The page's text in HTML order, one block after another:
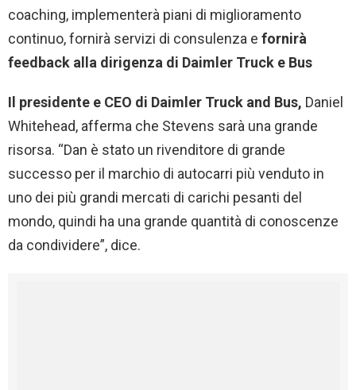
coaching, implementerà piani di miglioramento
continuo, fornirà servizi di consulenza e fornirà
feedback alla dirigenza di Daimler Truck e Bus
Il presidente e CEO di Daimler Truck and Bus, Daniel
Whitehead, afferma che Stevens sarà una grande
risorsa. “Dan è stato un rivenditore di grande
successo per il marchio di autocarri più venduto in
uno dei più grandi mercati di carichi pesanti del
mondo, quindi ha una grande quantità di conoscenze
da condividere”, dice.